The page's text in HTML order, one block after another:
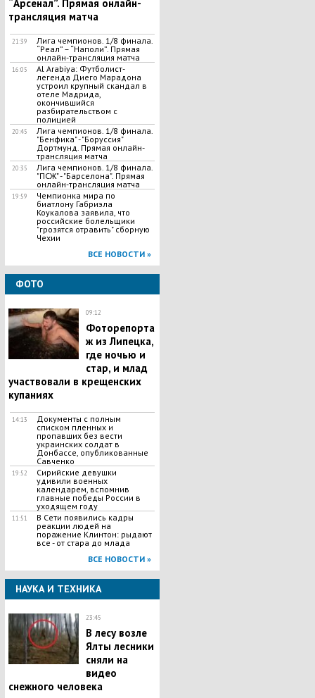
“Арсенал”. Прямая онлайн-
трансляция матча
21:39
Лига чемпионов. 1/8 финала.
“Реал” – “Наполи”. Прямая
онлайн-трансляция матча
16:05
Al Arabiya: Футболист-
легенда Диего Марадона
устроил крупный скандал в
отеле Мадрида,
окончившийся
разбирательством с
полицией
20:45
Лига чемпионов. 1/8 финала.
"Бенфика" - "Боруссия"
Дортмунд. Прямая онлайн-
трансляция матча
20:35
Лига чемпионов. 1/8 финала.
"ПСЖ" - "Барселона". Прямая
онлайн-трансляция матча
19:59
Чемпионка мира по
биатлону Габриэла
Коукалова заявила, что
российские болельщики
"грозятся отравить" сборную
Чехии
ВСЕ НОВОСТИ »
ФОТО
09:12
Фоторепорта
ж из Липецка,
где ночью и
стар, и млад
участвовали в крещенских
купаниях
14:13
Документы с полным
списком пленных и
пропавших без вести
украинских солдат в
Донбассе, опубликованные
Савченко
19:52
Сирийские девушки
удивили военных
календарем, вспомнив
главные победы России в
уходящем году
11:51
В Сети появились кадры
реакции людей на
поражение Клинтон: рыдают
все - от стара до млада
ВСЕ НОВОСТИ »
НАУКА И ТЕХНИКА
23:45
В лесу возле
Ялты лесники
сняли на
видео
снежного человека